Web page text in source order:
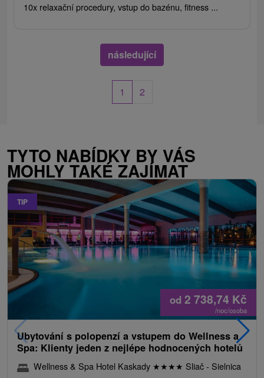
10x relaxační procedury, vstup do bazénu, fitness ...
následující
1 2
TYTO NABÍDKY BY VÁS
MOHLY TAKÉ ZAJÍMAT
TIP
od 2 738,74 Kč
/noc/osoba
Ubytování s polopenzí a vstupem do Wellness a
Spa: Klienty jeden z nejlépe hodnocených hotelů
Wellness & Spa Hotel Kaskady ★★★★ Sliač - Sielnica